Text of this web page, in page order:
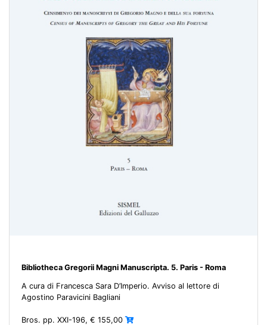
Bibliotheca Gregorii Magni Manuscripta. 5. Paris - Roma
A cura di Francesca Sara D’Imperio. Avviso al lettore di
Agostino Paravicini Bagliani
Bros. pp. XXI-196, € 155,00